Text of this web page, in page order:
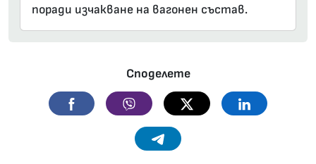
поради изчакване на вагонен състав.
Споделете
Facebook Viber Twitter Linkedin
Telegram